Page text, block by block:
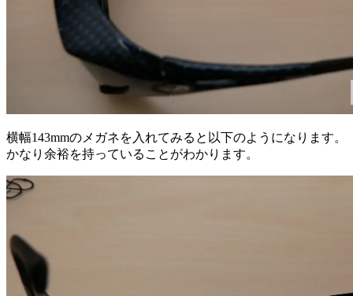
横幅143mmのメガネを入れてみると以下のようになります。
かなり余裕を持っていることがわかります。